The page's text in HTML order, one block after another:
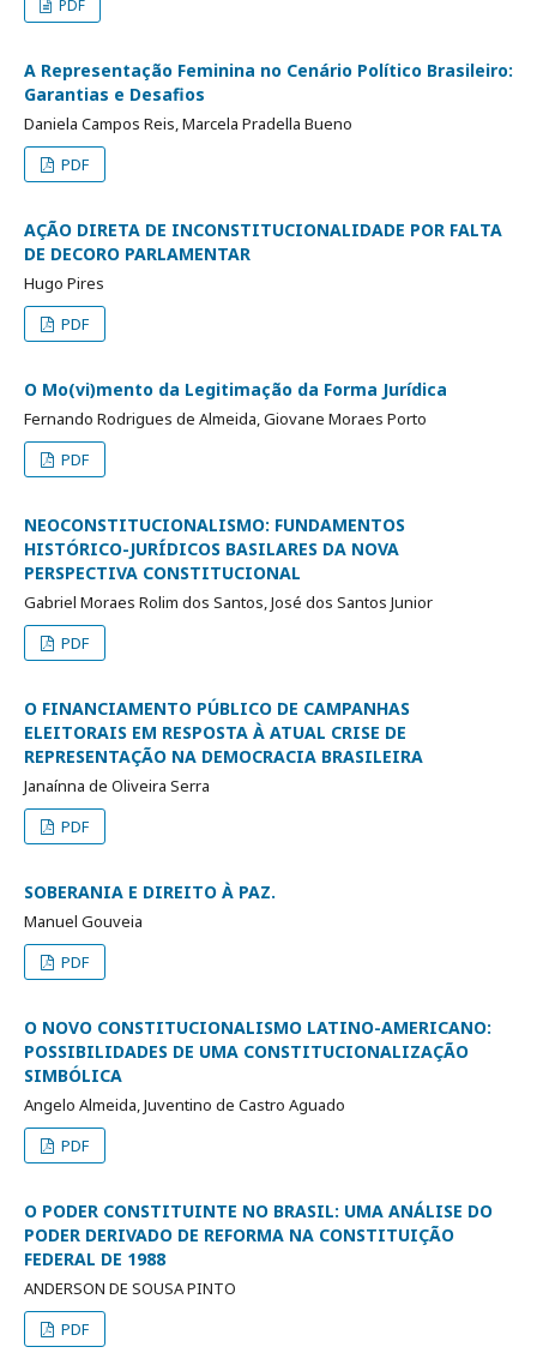
PDF
A Representação Feminina no Cenário Político Brasileiro:
Garantias e Desafios
Daniela Campos Reis, Marcela Pradella Bueno
PDF
AÇÃO DIRETA DE INCONSTITUCIONALIDADE POR FALTA
DE DECORO PARLAMENTAR
Hugo Pires
PDF
O Mo(vi)mento da Legitimação da Forma Jurídica
Fernando Rodrigues de Almeida, Giovane Moraes Porto
PDF
NEOCONSTITUCIONALISMO: FUNDAMENTOS
HISTÓRICO-JURÍDICOS BASILARES DA NOVA
PERSPECTIVA CONSTITUCIONAL
Gabriel Moraes Rolim dos Santos, José dos Santos Junior
PDF
O FINANCIAMENTO PÚBLICO DE CAMPANHAS
ELEITORAIS EM RESPOSTA À ATUAL CRISE DE
REPRESENTAÇÃO NA DEMOCRACIA BRASILEIRA
Janaínna de Oliveira Serra
PDF
SOBERANIA E DIREITO À PAZ.
Manuel Gouveia
PDF
O NOVO CONSTITUCIONALISMO LATINO-AMERICANO:
POSSIBILIDADES DE UMA CONSTITUCIONALIZAÇÃO
SIMBÓLICA
Angelo Almeida, Juventino de Castro Aguado
PDF
O PODER CONSTITUINTE NO BRASIL: UMA ANÁLISE DO
PODER DERIVADO DE REFORMA NA CONSTITUIÇÃO
FEDERAL DE 1988
ANDERSON DE SOUSA PINTO
PDF